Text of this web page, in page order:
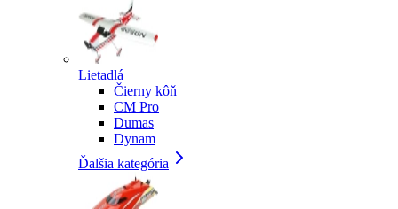
Lietadlá
Čierny kôň
CM Pro
Dumas
Dynam
Ďalšia kategória